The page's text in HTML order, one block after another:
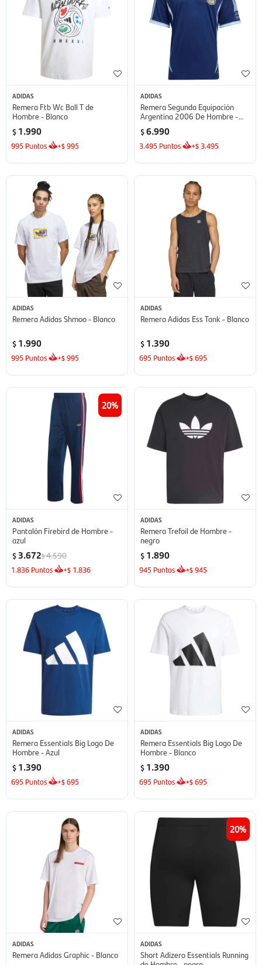
ADIDAS
Remera Ftb Wc Ball T de
Hombre - Blanco
$ 1.990
995 Puntos +$995
ADIDAS
Remera Segunda Equipación
Argentina 2006 De Hombre -
Azul
$6.990
3.495 Puntos +$ 3.495
ADIDAS
Remera Adidas Shmoo - Blanco
$ 1.990
995 Puntos +$995
ADIDAS
Remera Adidas Ess Tank - Blanco
$ 1.390
695 Puntos +$695
20
ADIDAS
Pantalón Firebird de Hombre -
azul
$ 3.672$4.590
1.836 Puntos +$ 1.836
ADIDAS
Remera Trefoil de Hombre -
negro
$ 1.890
945 Puntos +$945
ADIDAS
Remera Essentials Big Logo De
Hombre - Azul
$ 1.390
695 Puntos +$695
ADIDAS
Remera Essentials Big Logo De
Hombre - Blanco
$ 1.390
695 Puntos +$695
ADIDAS
Remera Adidas Graphic - Blanco
20
ADIDAS
Short Adizero Essentials Running